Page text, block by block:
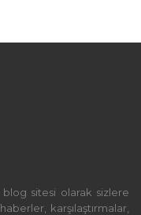
sitesi olarak sizlere
karşılaştırmalar,